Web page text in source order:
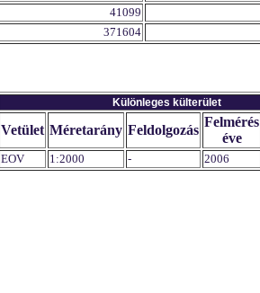
41099
371604
Különleges külterület
Vetület Méretarány Feldolgozás
Felmérés
éve
EOV 1:2000 - 2006